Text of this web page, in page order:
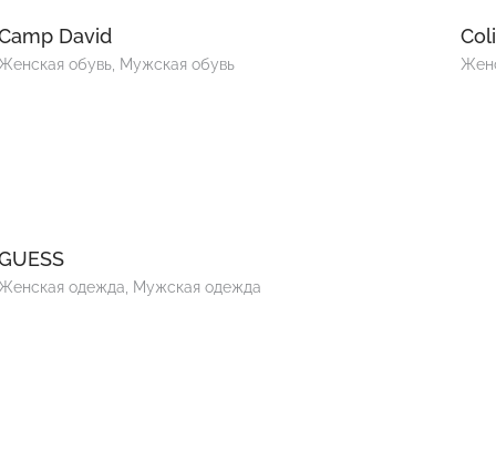
David
обувь, Мужская обувь
одежда, Мужская одежда